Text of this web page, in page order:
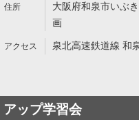
大阪府和泉市いぶ
画
泉北高速鉄道線 和
アップ学習会